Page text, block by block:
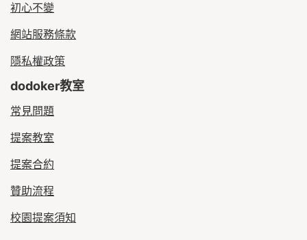
初心不變
網站服務條款
隱私權政策
dodoker教室
常見問題
提案教室
提案合約
贊助流程
校園提案須知